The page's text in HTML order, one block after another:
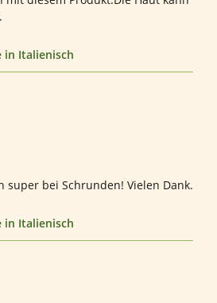
in Italienisch
super bei Schrunden! Vielen Dank.
in Italienisch